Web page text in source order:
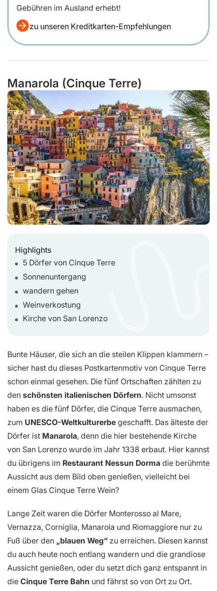
Gebühren im Ausland erhebt!
zu unseren Kreditkarten-Empfehlungen
Manarola (Cinque Terre)
Highlights
5 Dörfer von Cinque Terre
Sonnenuntergang
wandern gehen
Weinverkostung
Kirche von San Lorenzo
Bunte Häuser, die sich an die steilen Klippen klammern –
sicher hast du dieses Postkartenmotiv von Cinque Terre
schon einmal gesehen. Die fünf Ortschaften zählten zu
den schönsten italienischen Dörfern. Nicht umsonst
haben es die fünf Dörfer, die Cinque Terre ausmachen,
zum UNESCO-Weltkulturerbe geschafft. Das älteste der
Dörfer ist Manarola, denn die hier bestehende Kirche
von San Lorenzo wurde im Jahr 1338 erbaut. Hier kannst
du übrigens im Restaurant Nessun Dorma die berühmte
Aussicht aus dem Bild oben genießen, vielleicht bei
einem Glas Cinque Terre Wein?
Lange Zeit waren die Dörfer Monterosso al Mare,
Vernazza, Corniglia, Manarola und Riomaggiore nur zu
Fuß über den „blauen Weg“ zu erreichen. Diesen kannst
du auch heute noch entlang wandern und die grandiose
Aussicht genießen, oder du setzt dich ganz entspannt in
die Cinque Terre Bahn und fährst so von Ort zu Ort.